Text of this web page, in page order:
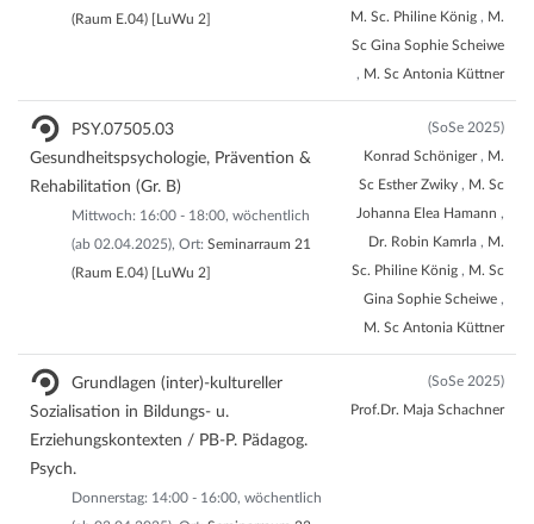
(Raum E.04) [LuWu 2]
M. Sc. Philine König , M.
Sc Gina Sophie Scheiwe
, M. Sc Antonia Küttner
PSY.07505.03
Gesundheitspsychologie, Prävention &
Rehabilitation (Gr. B)
Mittwoch: 16:00 - 18:00, wöchentlich
(ab 02.04.2025), Ort: Seminarraum 21
(Raum E.04) [LuWu 2]
(SoSe 2025)
Konrad Schöniger , M.
Sc Esther Zwiky , M. Sc
Johanna Elea Hamann ,
Dr. Robin Kamrla , M.
Sc. Philine König , M. Sc
Gina Sophie Scheiwe ,
M. Sc Antonia Küttner
Grundlagen (inter)-kultureller
Sozialisation in Bildungs- u.
Erziehungskontexten / PB-P. Pädagog.
Psych.
Donnerstag: 14:00 - 16:00, wöchentlich
(SoSe 2025)
Prof.Dr. Maja Schachner